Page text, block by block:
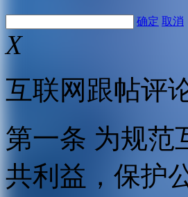
确定 取消
X
互联网跟帖评
第一条 为规范
共利益，保护